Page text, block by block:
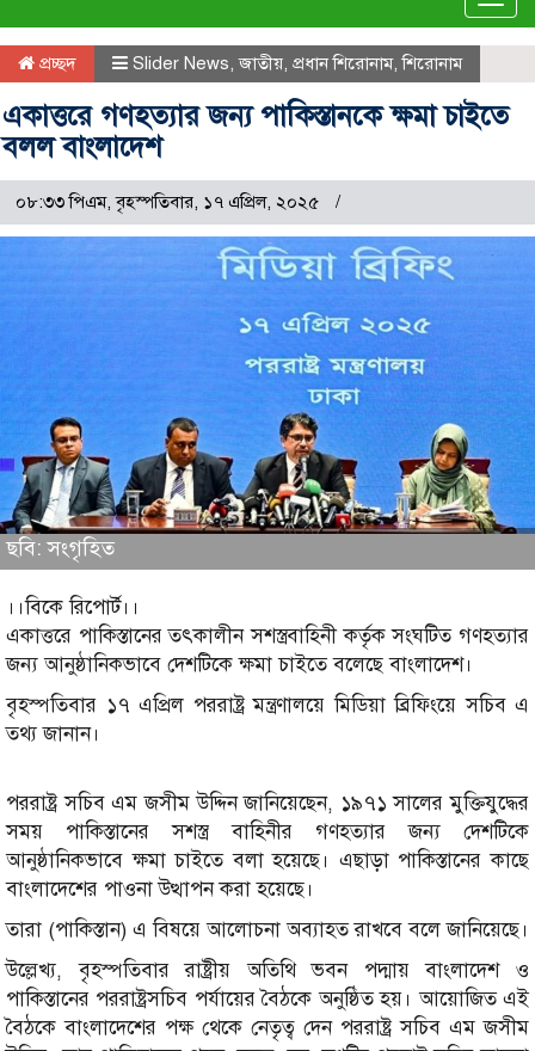
প্রচ্ছদ Slider News,জাতীয়, প্রধান শিরোনাম,শিরোনাম
একাত্তরে গণহত্যার জন্য পাকিস্তানকে ক্ষমা চাইতে
বলল বাংলাদেশ
০৮:৩৩ পিএম, বৃহস্পতিবার, ১৭ এপ্রিল, ২০২৫
ছবি: সংগৃহিত
।।বিকে রিপোর্ট।।
একাত্তরে পাকিস্তানের তৎকালীন সশস্ত্রবাহিনী কর্তৃক সংঘটিত গণহত্যার
জন্য আনুষ্ঠানিকভাবে দেশটিকে ক্ষমা চাইতে বলেছে বাংলাদেশ।
বৃহস্পতিবার ১৭ এপ্রিল পররাষ্ট্র মন্ত্রণালয়ে মিডিয়া ব্রিফিংয়ে সচিব এ
তথ্য জানান।
পররাষ্ট্র সচিব এম জসীম উদ্দিন জানিয়েছেন, ১৯৭১ সালের মুক্তিযুদ্ধের
সময় পাকিস্তানের সশস্ত্র বাহিনীর গণহত্যার জন্য দেশটিকে
আনুষ্ঠানিকভাবে ক্ষমা চাইতে বলা হয়েছে। এছাড়া পাকিস্তানের কাছে
বাংলাদেশের পাওনা উত্থাপন করা হয়েছে।
তারা (পাকিস্তান) এ বিষয়ে আলোচনা অব্যাহত রাখবে বলে জানিয়েছে।
উল্লেখ্য, বৃহস্পতিবার রাষ্ট্রীয় অতিথি ভবন পদ্মায় বাংলাদেশ ও
পাকিস্তানের পররাষ্ট্রসচিব পর্যায়ের বৈঠকে অনুষ্ঠিত হয়। আয়োজিত এই
বৈঠকে বাংলাদেশের পক্ষ থেকে নেতৃত্ব দেন পররাষ্ট্র সচিব এম জসীম